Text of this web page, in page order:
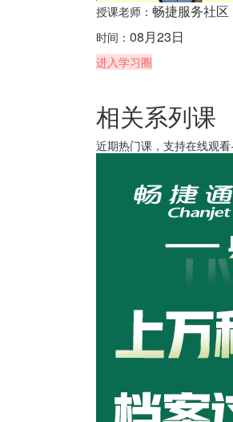
授课老师： 畅捷服务社区
时间： 08月23日
进入学习圈
相关系列课
近期热门课，支持在线观